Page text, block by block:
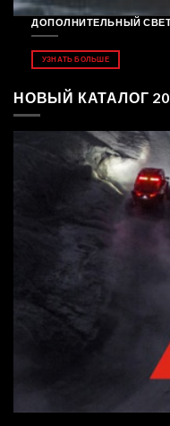
ДОПОЛНИТЕЛЬНЫЙ СВЕТ
УЗНАТЬ БОЛЬШЕ
НОВЫЙ КАТАЛОГ